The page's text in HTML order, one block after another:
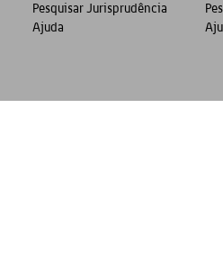
Pesquisar Jurisprudência
Ajuda